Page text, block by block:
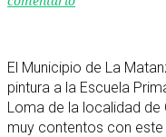
El Municipio de La
pintura a la Escuela
Loma de la localidad de
muy contentos con